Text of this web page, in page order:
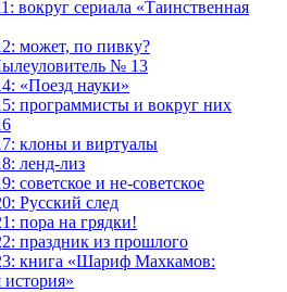
вокруг сериала «Таинственная
может, по пивку?
№ 13
«Поезд науки»
программисты и вокруг них
клоны и виртуалы
ленд-лиз
советское и не-советское
Русский след
пора на грядки!
праздник из прошлого
книга «Шариф Махкамов: